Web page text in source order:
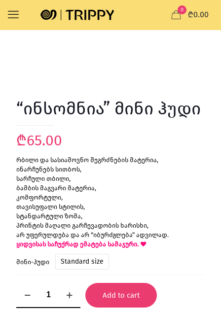
0
₾0.00
“ინსომნია” მინი ჰუდი
₾65.00
რბილი და სასიამოვნო შეგრძნების მატერია,
ინარჩუნებს სითბოს,
სარჩული თბილი,
ბამბის მაგვარი მატერია,
კომფორტული,
თავისუფალი სტილის,
სტანდარტული ზომა,
პრინტის მაღალი გარჩევადობის ხარისხი,
არ უფერულდება და არ “იბურძგლება” ადვილად.
ყიდვისას საჩუქრად ემატება სამაჯური. ♥
მინი-ჰუდი Standard size
მინი
ჰუდი
Add to cart